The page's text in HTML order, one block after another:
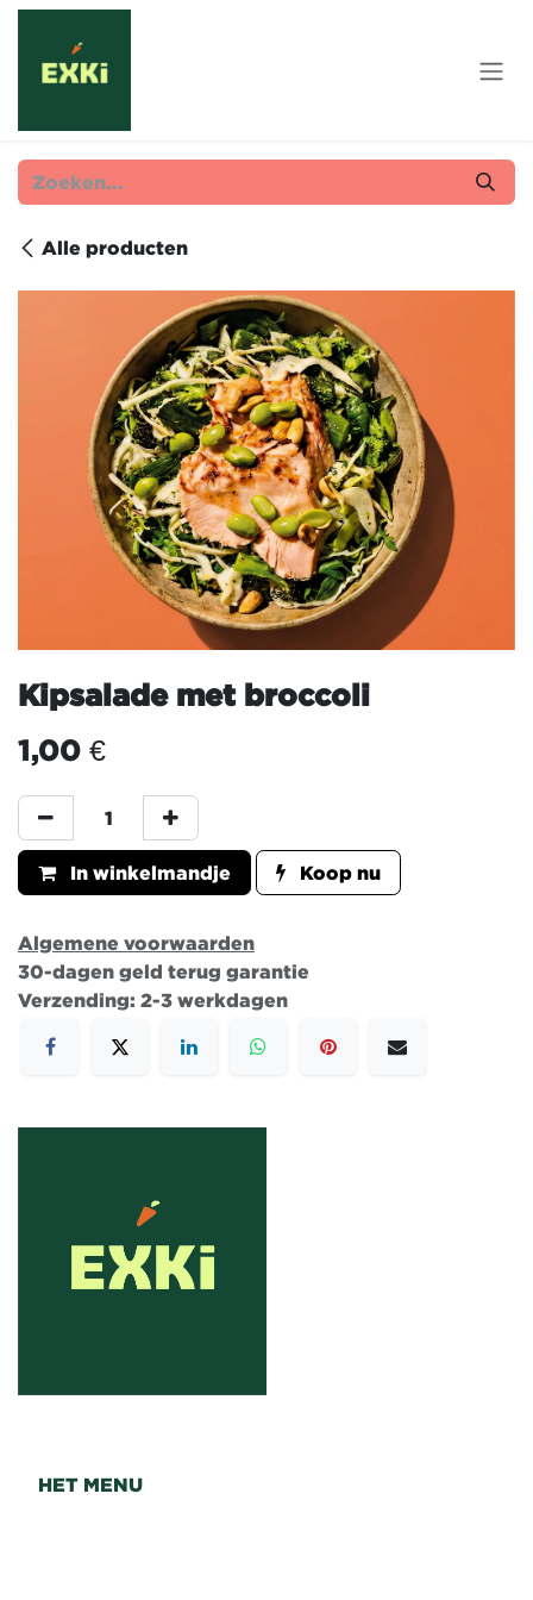
Overslaan naar inhoud
Alle producten
Kipsalade met broccoli
1,00 €
In winkelmandje Koop nu
Algemene voorwaarden
30-dagen geld terug garantie
Verzending: 2-3 werkdagen
HET MENU